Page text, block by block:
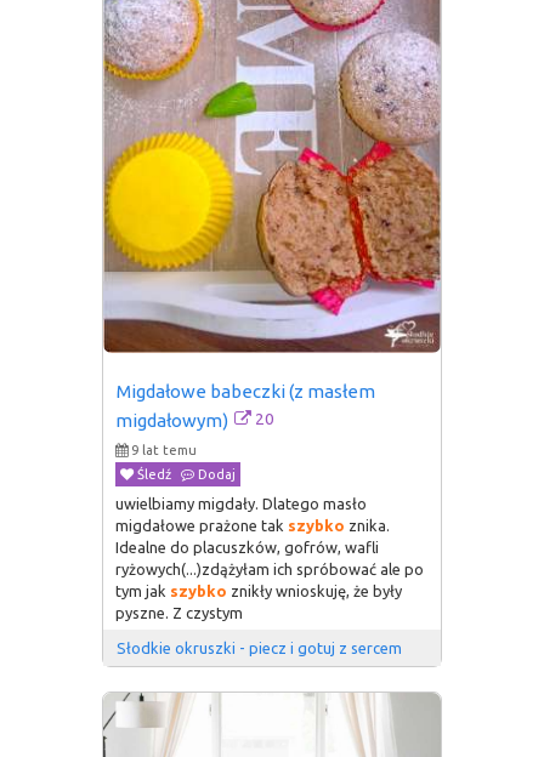
Migdałowe babeczki (z masłem
migdałowym)
20
9 lat temu
Śledź
Dodaj
uwielbiamy migdały. Dlatego masło
migdałowe prażone tak szybko znika.
Idealne do placuszków, gofrów, wafli
ryżowych(...)zdążyłam ich spróbować ale po
tym jak szybko znikły wnioskuję, że były
pyszne. Z czystym
Słodkie okruszki - piecz i gotuj z sercem